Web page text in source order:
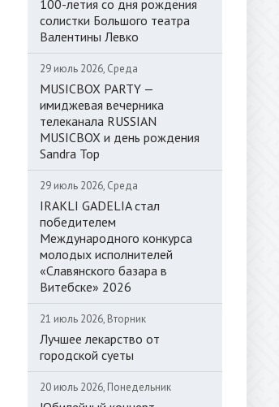
100-летия со дня рождения
солистки Большого театра
Валентины Левко
29 июль 2026, Среда
MUSICBOX PARTY —
имиджевая вечерника
телеканала RUSSIAN
MUSICBOX и день рождения
Sandra Top
29 июль 2026, Среда
IRAKLI GADELIA стал
победителем
Международного конкурса
молодых исполнителей
«Славянского базара в
Витебске» 2026
21 июль 2026, Вторник
Лучшее лекарство от
городской суеты
20 июль 2026, Понедельник